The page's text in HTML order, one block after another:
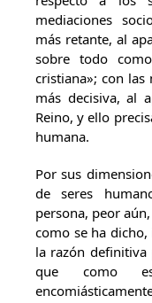
mediaciones
más retante, al
sobre todo
cristiana»; con las
más decisiva, al
Reino, y ello
humana.
Por sus
de seres
persona, peor
como se ha
la razón
que como